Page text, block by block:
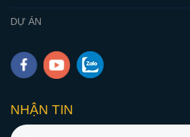
DỰ ÁN
NHẬN TIN